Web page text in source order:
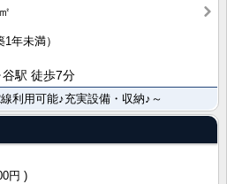
1年未満）
駅 徒歩7分
利用可能♪充実設備・収納♪～
円